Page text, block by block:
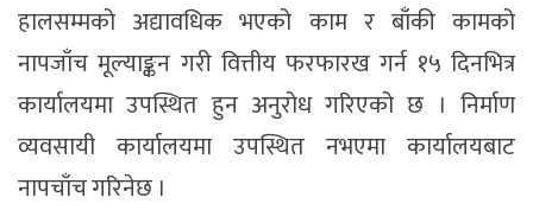
हालसम्मको अद्यावधिक भएको काम र बाँकी कामको
नापजाँच मूल्याङ्कन गरी वित्तीय फरफारख गर्न १५ दिनभित्र
कार्यालयमा उपस्थित हुन अनुरोध गरिएको छ । निर्माण
व्यवसायी कार्यालयमा उपस्थित नभएमा कार्यालयबाट
नापचाँच गरिनेछ ।